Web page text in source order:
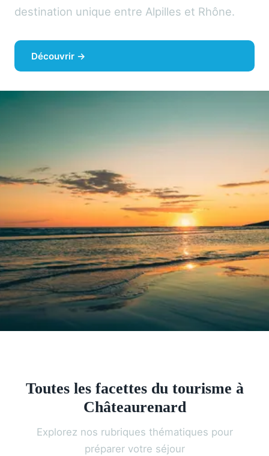
destination unique entre Alpilles et Rhône.
Découvrir →
Toutes les facettes du tourisme à
Châteaurenard
Explorez nos rubriques thématiques pour
préparer votre séjour